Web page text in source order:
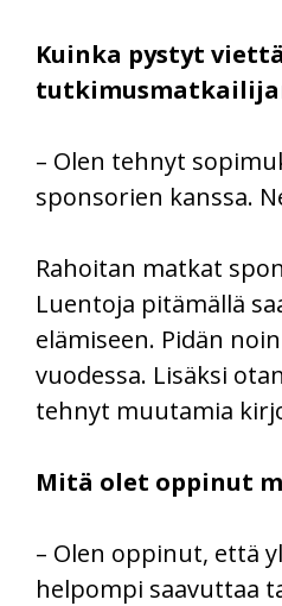
Kuinka pystyt
– Olen tehnyt
sponsorien kanssa.
Rahoitan matkat
Luentoja pitämällä
elämiseen. Pidän
vuodessa. Lisäksi
tehnyt muutamia
Mitä olet oppinut
– Olen oppinut, että
helpompi saavuttaa